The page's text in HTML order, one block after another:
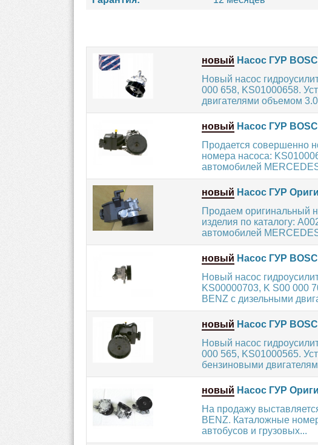
новый Насос ГУР
Новый насос
000 658, KS01000658.
двигателями объемом
новый Насос ГУР
Продается совершенно
номера насоса:
автомобилей
новый Насос ГУР
Продаем оригинальный
изделия по каталогу:
автомобилей
новый Насос ГУР
Новый насос
KS00000703, K S00 000
BENZ с дизельными
новый Насос ГУР
Новый насос
000 565, KS01000565.
бензиновыми
новый Насос ГУР
На продажу
BENZ. Каталожные
автобусов и грузовых...